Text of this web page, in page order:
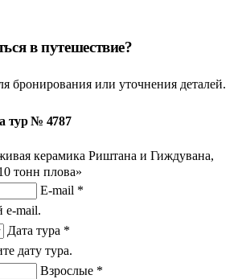
в путешествие?
бронирования или уточнения деталей.
тур № 4787
керамика Риштана и Гиждувана,
тонн плова»
E-mail *
e-mail.
Дата тура *
дату тура.
Взрослые *